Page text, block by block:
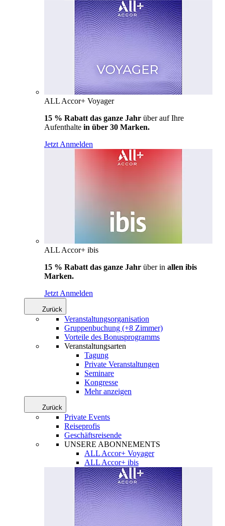
ALL Accor+ Voyager
15 % Rabatt das ganze Jahr über auf Ihre
Aufenthalte in über 30 Marken.
Jetzt Anmelden
ALL Accor+ ibis
15 % Rabatt das ganze Jahr über in allen ibis
Marken.
Jetzt Anmelden
Zurück
Veranstaltungsorganisation
Gruppenbuchung (+8 Zimmer)
Vorteile des Bonusprogramms
Veranstaltungsarten
Tagung
Private Veranstaltungen
Seminare
Kongresse
Mehr anzeigen
Zurück
Private Events
Reiseprofis
Geschäftsreisende
UNSERE ABONNEMENTS
ALL Accor+ Voyager
ALL Accor+ ibis